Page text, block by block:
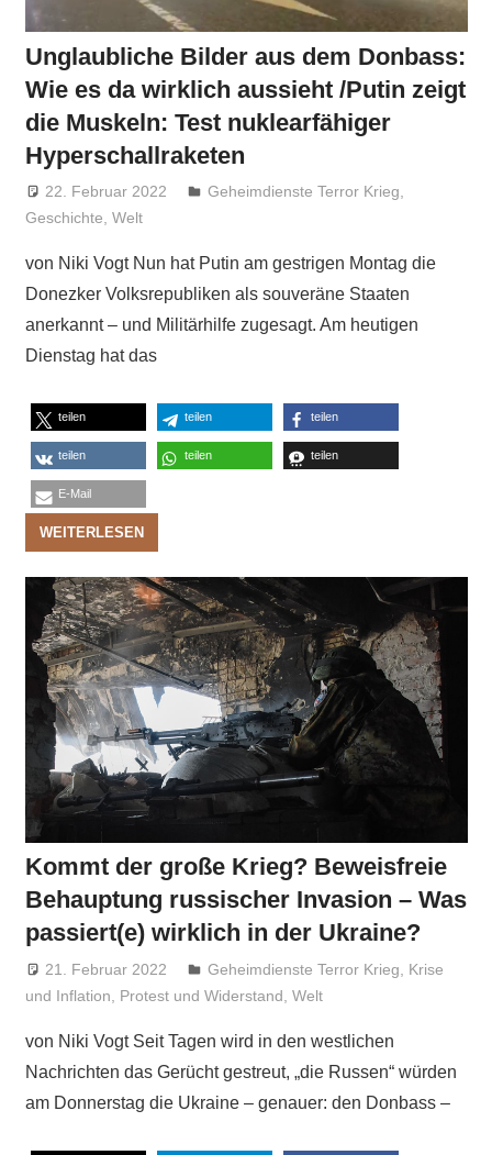
Unglaubliche Bilder aus dem Donbass:
Wie es da wirklich aussieht /Putin zeigt
die Muskeln: Test nuklearfähiger
Hyperschallraketen
22. Februar 2022 Niki Vogt
Geheimdienste Terror Krieg,
Geschichte, Welt
von Niki Vogt Nun hat Putin am gestrigen Montag die
Donezker Volksrepubliken als souveräne Staaten
anerkannt – und Militärhilfe zugesagt. Am heutigen
Dienstag hat das
teilen teilen teilen
teilen teilen teilen
E-Mail
WEITERLESEN
Kommt der große Krieg? Beweisfreie
Behauptung russischer Invasion – Was
passiert(e) wirklich in der Ukraine?
21. Februar 2022 Niki Vogt
Geheimdienste Terror Krieg
Krise
und Inflation
Protest und Widerstand Welt
von Niki Vogt Seit Tagen wird in den westlichen
Nachrichten das Gerücht gestreut, „die Russen“ würden
am Donnerstag die Ukraine – genauer: den Donbass –